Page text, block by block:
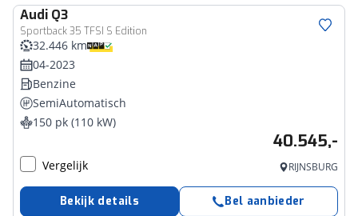
Audi Q3
Sportback 35 TFSI S Edition
32.446 km
04-2023
Benzine
SemiAutomatisch
150 pk (110 kW)
40.545,-
Vergelijk RIJNSBURG
Bekijk details Bel aanbieder